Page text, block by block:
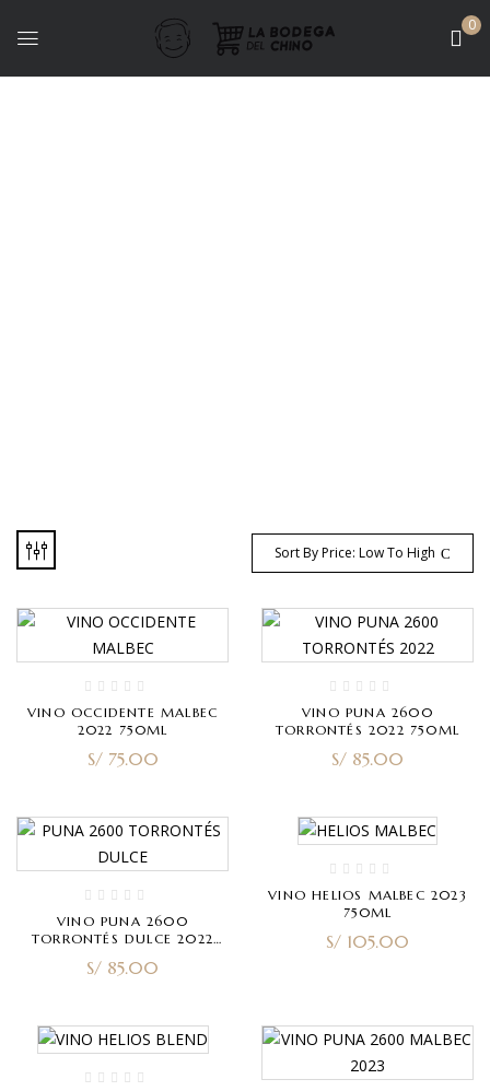
0
Sort By Price: Low To High
VINO OCCIDENTE MALBEC
2022 750ML
S/75.00
VINO PUNA 2600
TORRONTÉS 2022 750ML
S/ 85.00
VINO PUNA 2600
TORRONTÉS DULCE 2022
S/ 85.00
VINO HELIOS MALBEC 2023
750ML
S/ 105.00